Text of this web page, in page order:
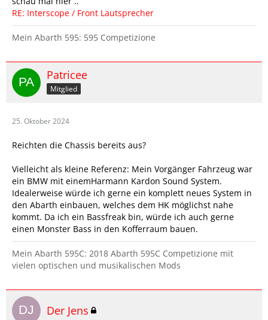
Die Türen werde ich übrigens noch mit Alubutyl und
Schaumstoff auskleiden.
Patricee
RE: Interscope / Front Lautsprecher
Mein Abarth 595: 595 Competizione
Patricee
Mitglied
25. Oktober 2024
Reichten die Chassis bereits aus?
Vielleicht als kleine Referenz: Mein Vorgänger Fahrzeug war
ein BMW mit einemHarmann Kardon Sound System.
Idealerweise würde ich gerne ein komplett neues System in
den Abarth einbauen, welches dem HK möglichst nahe
kommt. Da ich ein Bassfreak bin, würde ich auch gerne
einen Monster Bass in den Kofferraum bauen.
Mein Abarth 595C: 2018 Abarth 595C Competizione mit
vielen optischen und musikalischen Mods
Der Jens